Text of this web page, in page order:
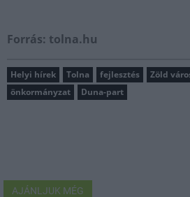
Forrás: tolna.hu
Helyi hírek Tolna fejlesztés Zöld
önkormányzat
Duna-part
AJÁNLJUK MÉG